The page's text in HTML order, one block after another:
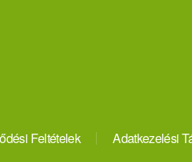
Feltételek Adatkezelési